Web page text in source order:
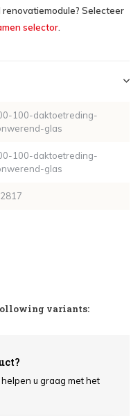
Selecteer
selector
100-daktoetreding-
glas
100-daktoetreding-
glas
variants:
u graag met het